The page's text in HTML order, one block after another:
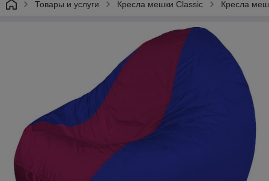
Товары и услуги Кресла мешки Classic Кресла